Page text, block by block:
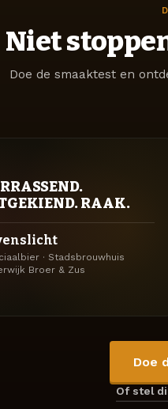
Niet
Doe de smaaktest en
RAAK.
· Stadsbrouwhuis
Broer & Zus
Doe
Of stel